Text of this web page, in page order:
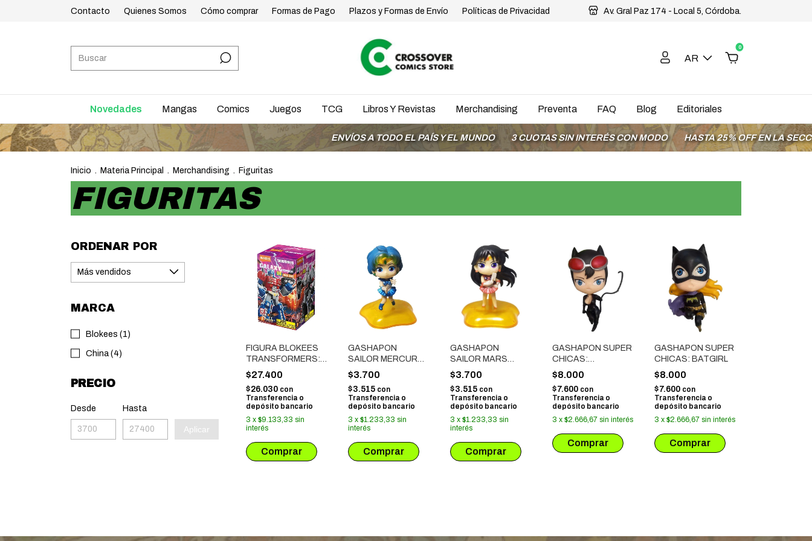
Contacto Quienes Somos Cómo comprar Formas de Pago Plazos y Formas de Envío Políticas de Privacidad Av. Gral Paz 174 - Local 5, Córdoba.
AR
0
Novedades Mangas Comics Juegos TCG Libros Y Revistas Merchandising Preventa FAQ Blog Editoriales
ENVÍOS A TODO EL PAÍS Y EL MUNDO 3 CUOTAS SIN INTERÉS CON MODO HASTA 25% OFF EN LA SECCIÓN
Inicio . Materia Principal . Merchandising . Figuritas
FIGURITAS
ORDENAR POR
MARCA
Blokees (1)
China (4)
PRECIO
Desde Hasta
Aplicar
FIGURA BLOKEES
TRANSFORMERS:
GALAXY VERSION
06 PARALLEL
UNIVERSE (71106)
$27.400
$26.030 con
Transferencia o
depósito bancario
3 x $9.133,33 sin
interés
GASHAPON
SAILOR MERCURY
(7CM)
$3.700
$3.515 con
Transferencia o
depósito bancario
3 x $1.233,33 sin
interés
GASHAPON
SAILOR MARS
(7CM)
$3.700
$3.515 con
Transferencia o
depósito bancario
3 x $1.233,33 sin
interés
GASHAPON SUPER
CHICAS:
GATÚBELA
$8.000
$7.600 con
Transferencia o
depósito bancario
3 x $2.666,67 sin interés
GASHAPON SUPER
CHICAS: BATGIRL
$8.000
$7.600 con
Transferencia o
depósito bancario
3 x $2.666,67 sin interés